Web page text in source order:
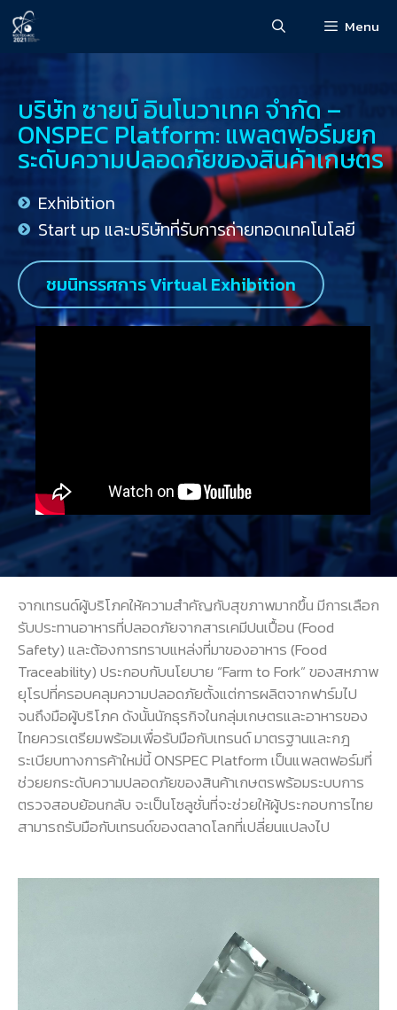
Menu
บริษัท ซายน์ อินโนวาเทค จำกัด –
ONSPEC Platform: แพลตฟอร์มยก
ระดับความปลอดภัยของสินค้าเกษตร
Exhibition
Start up และบริษัทที่รับการถ่ายทอดเทคโนโลยี
ชมนิทรรศการ Virtual Exhibition
จากเทรนด์ผู้บริโภคให้ความสำคัญกับสุขภาพมากขึ้น มีการเลือก
รับประทานอาหารที่ปลอดภัยจากสารเคมีปนเปื้อน (Food
Safety) และต้องการทราบแหล่งที่มาของอาหาร (Food
Traceability) ประกอบกับนโยบาย “Farm to Fork” ของสหภาพ
ยุโรปที่ครอบคลุมความปลอดภัยตั้งแต่การผลิตจากฟาร์มไป
จนถึงมือผู้บริโภค ดังนั้นนักธุรกิจในกลุ่มเกษตรและอาหารของ
ไทยควรเตรียมพร้อมเพื่อรับมือกับเทรนด์ มาตรฐานและกฎ
ระเบียบทางการค้าใหม่นี้ ONSPEC Platform เป็นแพลตฟอร์มที่
ช่วยยกระดับความปลอดภัยของสินค้าเกษตรพร้อมระบบการ
ตรวจสอบย้อนกลับ จะเป็นโซลูชั่นที่จะช่วยให้ผู้ประกอบการไทย
สามารถรับมือกับเทรนด์ของตลาดโลกที่เปลี่ยนแปลงไป